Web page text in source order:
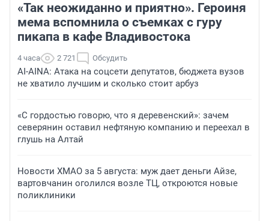
«Так неожиданно и приятно». Героиня
мема вспомнила о съемках с гуру
пикапа в кафе Владивостока
4 часа 2 721 Обсудить
AI-AINA: Атака на соцсети депутатов, бюджета вузов
не хватило лучшим и сколько стоит арбуз
«С гордостью говорю, что я деревенский»: зачем
северянин оставил нефтяную компанию и переехал в
глушь на Алтай
Новости ХМАО за 5 августа: муж дает деньги Айзе,
вартовчанин оголился возле ТЦ, откроются новые
поликлиники